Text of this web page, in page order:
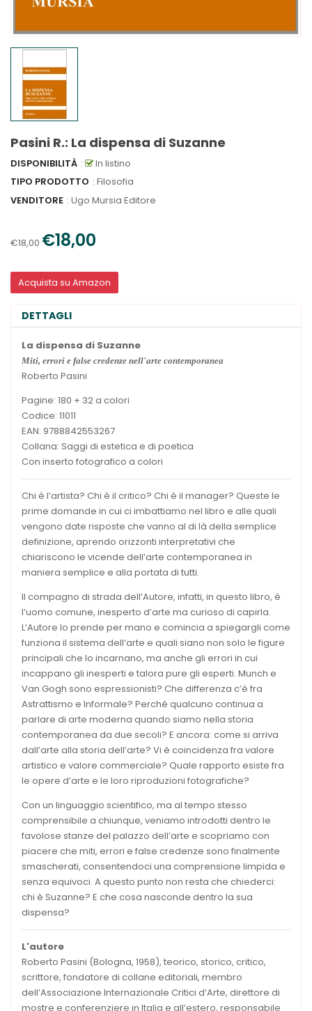
Pasini R.: La dispensa di Suzanne
DISPONIBILITÀ :
In listino
TIPO PRODOTTO : Filosofia
VENDITORE : Ugo Mursia Editore
€18,00 €18,00
Acquista su Amazon
DETTAGLI
La dispensa di Suzanne
Miti, errori e false credenze nell'arte contemporanea
Roberto Pasini
Pagine: 180 + 32 a colori
Codice: 11011
EAN: 9788842553267
Collana: Saggi di estetica e di poetica
Con inserto fotografico a colori
Chi è l’artista? Chi è il critico? Chi è il manager? Queste le
prime domande in cui ci imbattiamo nel libro e alle quali
vengono date risposte che vanno al di là della semplice
definizione, aprendo orizzonti interpretativi che
chiariscono le vicende dell’arte contemporanea in
maniera semplice e alla portata di tutti.
Il compagno di strada dell’Autore, infatti, in questo libro, è
l’uomo comune, inesperto d’arte ma curioso di capirla.
L’Autore lo prende per mano e comincia a spiegargli come
funziona il sistema dell’arte e quali siano non solo le figure
principali che lo incarnano, ma anche gli errori in cui
incappano gli inesperti e talora pure gli esperti. Munch e
Van Gogh sono espressionisti? Che differenza c’è fra
Astrattismo e Informale? Perché qualcuno continua a
parlare di arte moderna quando siamo nella storia
contemporanea da due secoli? E ancora: come si arriva
dall’arte alla storia dell’arte? Vi è coincidenza fra valore
artistico e valore commerciale? Quale rapporto esiste fra
le opere d’arte e le loro riproduzioni fotografiche?
Con un linguaggio scientifico, ma al tempo stesso
comprensibile a chiunque, veniamo introdotti dentro le
favolose stanze del palazzo dell’arte e scopriamo con
piacere che miti, errori e false credenze sono finalmente
smascherati, consentendoci una comprensione limpida e
senza equivoci. A questo punto non resta che chiederci:
chi è Suzanne? E che cosa nasconde dentro la sua
dispensa?
L'autore
Roberto Pasini (Bologna, 1958), teorico, storico, critico,
scrittore, fondatore di collane editoriali, membro
dell’Associazione Internazionale Critici d’Arte, direttore di
mostre e conferenziere in Italia e all’estero, responsabile